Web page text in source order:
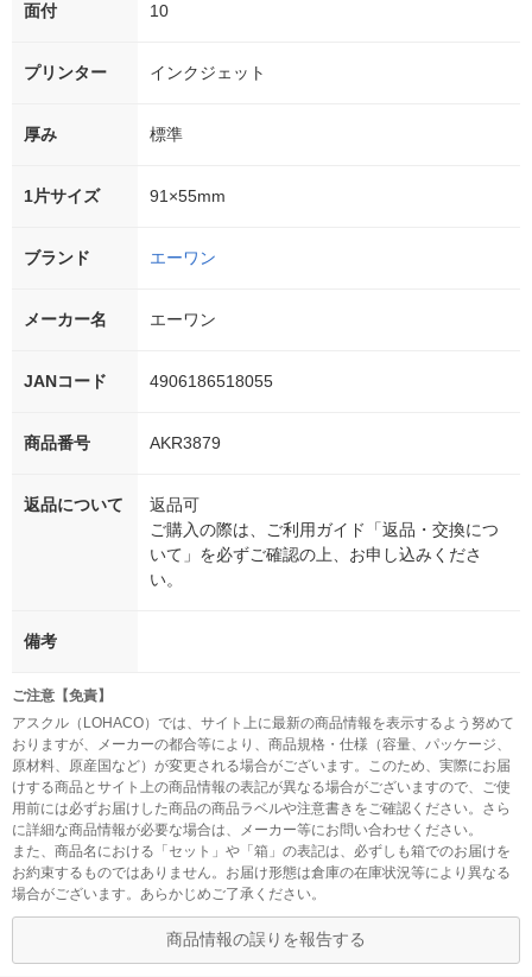
面付 10
プリンター インクジェット
厚み 標準
1片サイズ 91×55mm
ブランド エーワン
メーカー名 エーワン
JANコード 4906186518055
商品番号 AKR3879
返品について
返品可
ご購入の際は、ご利用ガイド「返品・交換につ
いて」を必ずご確認の上、お申し込みくださ
い。
備考
ご注意【免責】
アスクル（LOHACO）では、サイト上に最新の商品情報を表示するよう努めて
おりますが、メーカーの都合等により、商品規格・仕様（容量、パッケージ、
原材料、原産国など）が変更される場合がございます。このため、実際にお届
けする商品とサイト上の商品情報の表記が異なる場合がございますので、ご使
用前には必ずお届けした商品の商品ラベルや注意書きをご確認ください。さら
に詳細な商品情報が必要な場合は、メーカー等にお問い合わせください。
また、商品名における「セット」や「箱」の表記は、必ずしも箱でのお届けを
お約束するものではありません。お届け形態は倉庫の在庫状況等により異なる
場合がございます。あらかじめご了承ください。
商品情報の誤りを報告する